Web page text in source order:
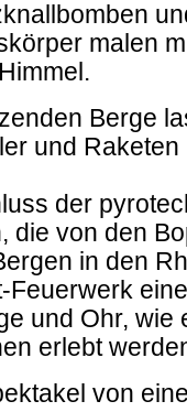
malen
Berge
und Raketen
der
die von den
in den
Feuerwerk
und Ohr, wie
erlebt
von